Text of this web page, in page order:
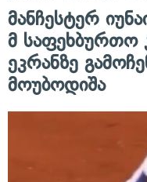
მანჩესტერ
მ საფეხბურთო
ეკრანზე
მოუბოდიშა